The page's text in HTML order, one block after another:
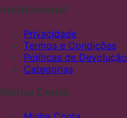
Institucional
Privacidade
Termos e Condições
Políticas de Devolução
Categorias
Minha Conta